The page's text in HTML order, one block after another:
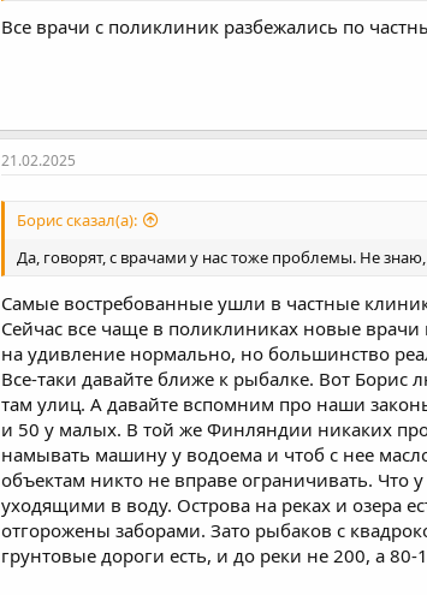
Все врачи с поликлиник разбежались по
21.02.2025
Борис сказал(а):
Да, говорят, с врачами у нас тоже проблемы. Не
Самые востребованные ушли в частные
Сейчас все чаще в поликлиниках новые
на удивление нормально, но большинство
Все-таки давайте ближе к рыбалке. Вот Борис
там улиц. А давайте вспомним про наши
и 50 у малых. В той же Финляндии никаких
намывать машину у водоема и чтоб с нее
объектам никто не вправе ограничивать. Что
уходящими в воду. Острова на реках и озера
отгорожены заборами. Зато рыбаков с
грунтовые дороги есть, и до реки не 200, а